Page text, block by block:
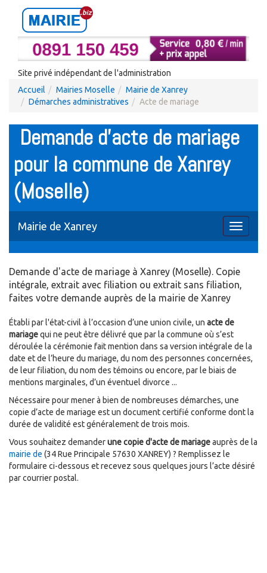
Site privé indépendant de l'administration
Accueil
Mairies Moselle
Mairie de Xanrey
Démarches administratives
Acte de mariage
Demande d'acte de mariage
pour la commune de Xanrey
(Moselle)
Toggle
Mairie de Xanrey
Demande d'acte de mariage à Xanrey (Moselle). Copie
intégrale, extrait avec filiation ou extrait sans filiation,
faites votre demande auprès de la mairie de Xanrey
Établi par l'état-civil à l’occasion d’une union civile, un acte de
mariagequi ne peut être délivré que par la commune où s’est
déroulée la cérémonie fait mention dans sa version intégrale de la
date et de l’heure du mariage, du nom des personnes concernées,
de leur filiation, du nom des témoins ou encore, par le biais de
mentions marginales, d’un éventuel divorce ...
Nécessaire pour mener à bien de nombreuses démarches, une
copie d’acte de mariage est un document certifié conforme dont la
durée de validité est généralement de trois mois.
Vous souhaitez demanderune copie d'acte de mariageauprès de la
mairie de (34 Rue Principale 57630 XANREY) ? Remplissez le
formulaire ci-dessous et recevez sous quelques jours l’acte désiré
par courrier postal.